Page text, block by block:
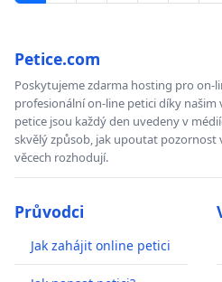
Petice.com
Poskytujeme zdarma hosting pro on-
profesionální on-line petici díky našim
petice jsou každý den uvedeny v
skvělý způsob, jak upoutat pozornost
věcech rozhodují.
Průvodci
Jak zahájit online petici